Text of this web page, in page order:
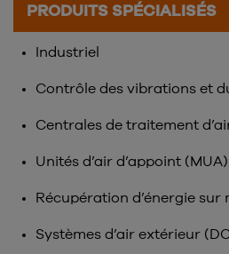
PRODUITS SPÉCIALISÉS
Industriel
Contrôle des vibrations et
Centrales de traitement
Unités d’air d’appoint (MUA)
Récupération d’énergie sur
Systèmes d’air extérieur